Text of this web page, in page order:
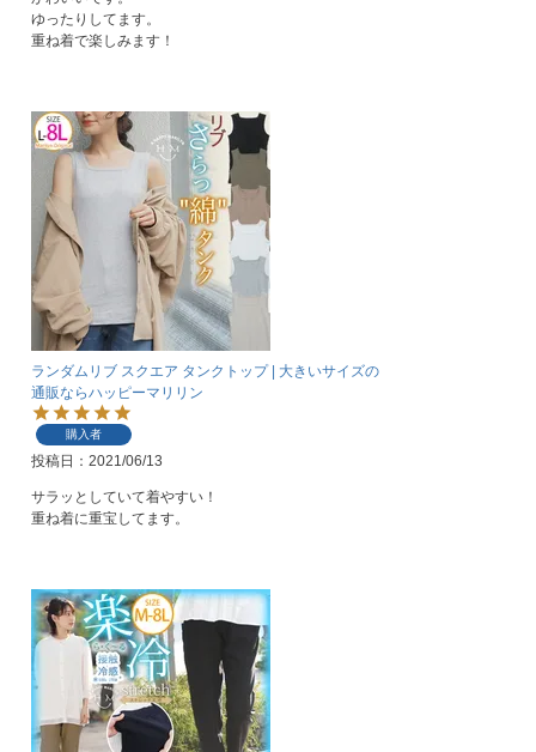
ゆったりしてます。
重ね着で楽しみます！
ランダムリブ スクエア タンクトップ | 大きいサイズの
通販ならハッピーマリリン
購入者
投稿日 2021/06/13
サラッとしていて着やすい！
重ね着に重宝してます。